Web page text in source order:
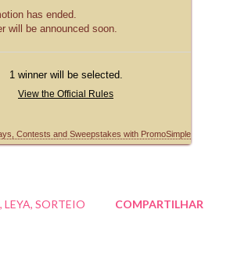
LEYA SORTEIO COMPARTILHAR